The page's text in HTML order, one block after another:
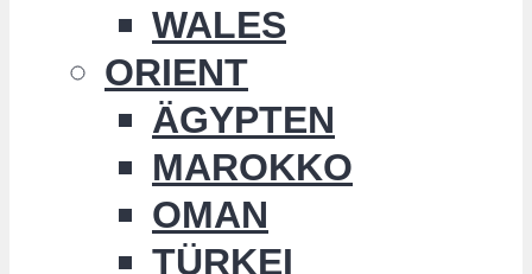
WALES
ORIENT
ÄGYPTEN
MAROKKO
OMAN
TÜRKEI